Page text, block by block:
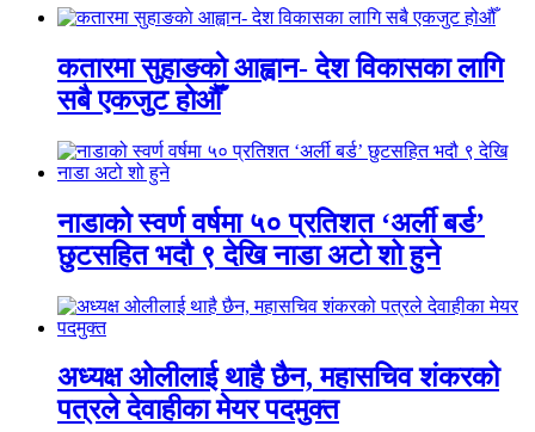
कतारमा सुहाङकाे आह्वान- देश विकासका लागि
सबै एकजुट होऔँ
नाडाको स्वर्ण वर्षमा ५० प्रतिशत ‘अर्ली बर्ड’
छुटसहित भदौ ९ देखि नाडा अटो शो हुने
अध्यक्ष ओलीलाई थाहै छैन, महासचिव शंकरको
पत्रले देवाहीका मेयर पदमुक्त